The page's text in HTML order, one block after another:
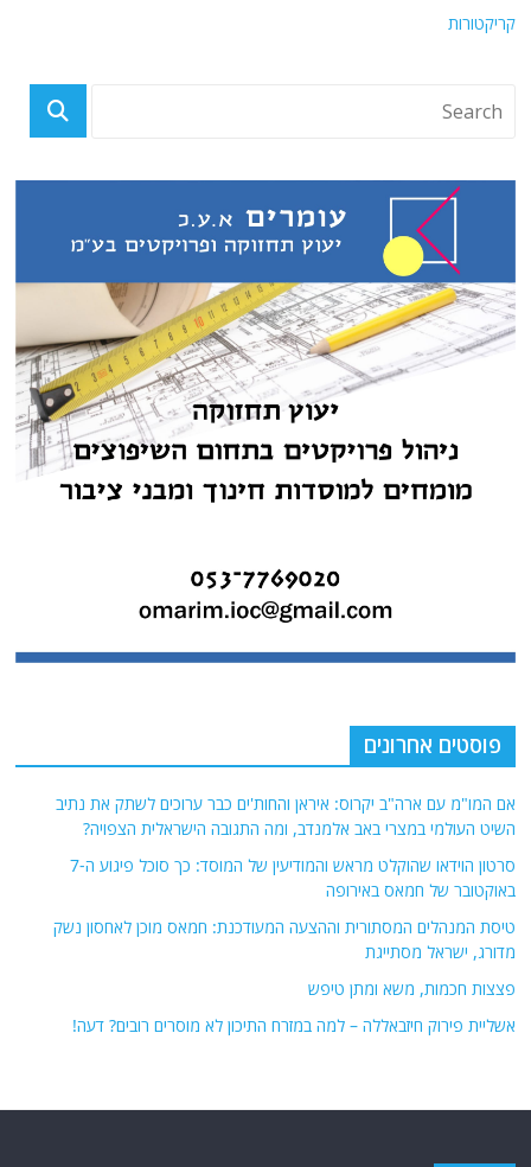
קריקטורות
פוסטים אחרונים
אם המו"מ עם ארה"ב יקרוס: איראן והחות'ים כבר ערוכים לשתק את נתיב
השיט העולמי במצרי באב אלמנדב, ומה התגובה הישראלית הצפויה?
סרטון הוידאו שהוקלט מראש והמודיעין של המוסד: כך סוכל פיגוע ה-7
באוקטובר של חמאס באירופה
טיסת המנהלים המסתורית וההצעה המעודכנת: חמאס מוכן לאחסון נשק
מדורג, ישראל מסתייגת
פצצות חכמות, משא ומתן טיפש
אשליית פירוק חיזבאללה – למה במזרח התיכון לא מוסרים רובים? דעה!